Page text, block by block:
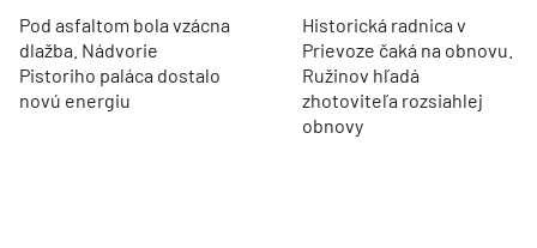
Pod asfaltom bola vzácna
dlažba. Nádvorie
Pistoriho paláca dostalo
novú energiu
Historická radnica v
Prievoze čaká na obnovu.
Ružinov hľadá
zhotoviteľa rozsiahlej
obnovy